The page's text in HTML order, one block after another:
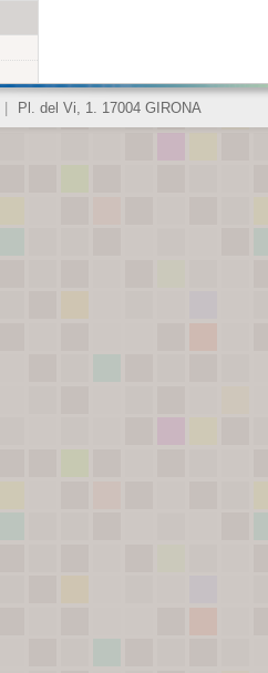
Pl. del Vi, 1. 17004 GIRONA